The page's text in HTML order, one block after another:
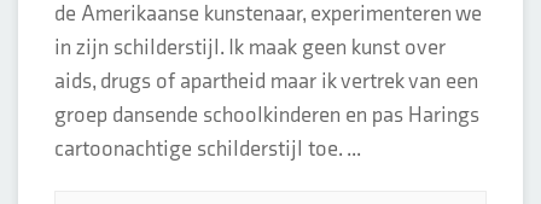
de Amerikaanse kunstenaar, experimenteren we
in zijn schilderstijl. Ik maak geen kunst over
aids, drugs of apartheid maar ik vertrek van een
groep dansende schoolkinderen en pas Harings
cartoonachtige schilderstijl toe. ...